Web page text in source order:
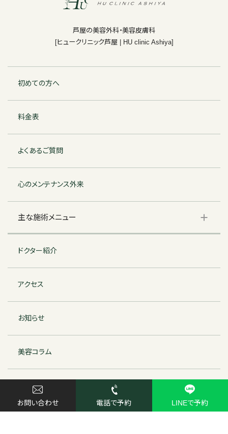
お問い合わせ 電話で予約 LINEで予約
芦屋の美容外科・美容皮膚科
[ヒュークリニック芦屋 | HU clinic Ashiya]
初めての方へ
料金表
よくあるご質問
心のメンテナンス外来
主な施術メニュー
ドクター紹介
アクセス
お知らせ
美容コラム
特定商取引法に基づく表記 © ヒュークリニック芦屋 | HU clinic Ashiya